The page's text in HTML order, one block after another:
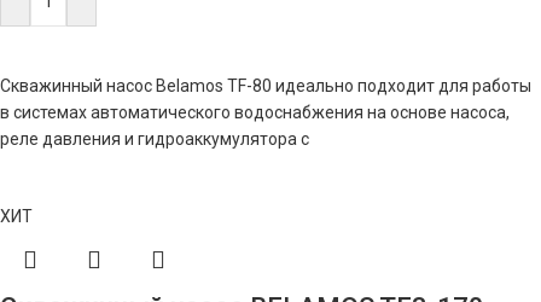
Скважинный насос Belamos TF-80 идеально подходит для работы
в системах автоматического водоснабжения на основе насоса,
реле давления и гидроаккумулятора с
ХИТ